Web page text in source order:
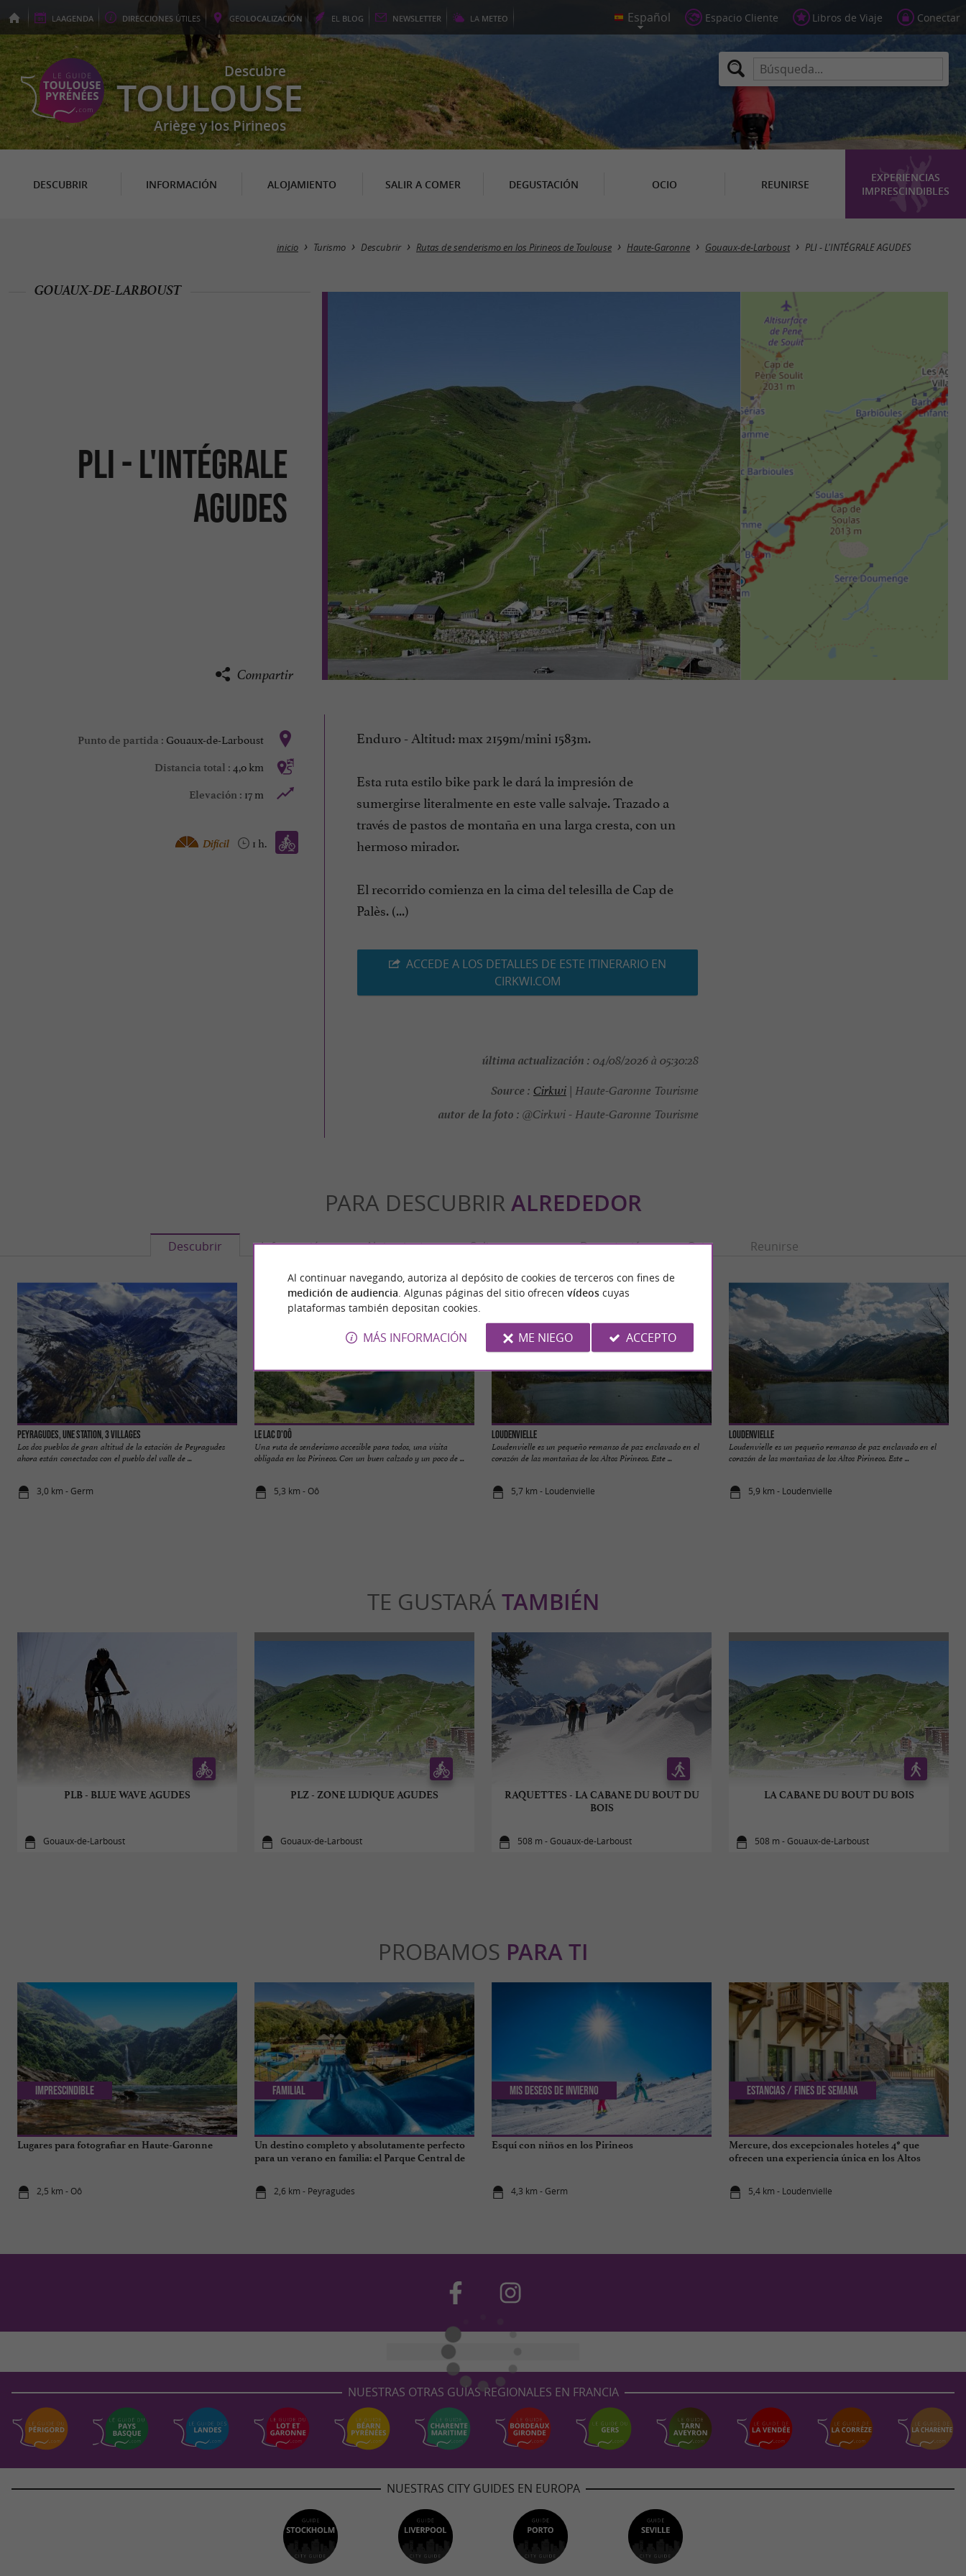
LAAGENDA DIRECCIONES ÚTILES GEOLOCALIZACIÓN EL BLOG NEWSLETTER LA METEO Espacio Cliente Libros de Viaje Conectar
Descubre
TOULOUSE
Ariège y los Pirineos
DESCUBRIR INFORMACIÓN ALOJAMIENTO SALIR A COMER DEGUSTACIÓN OCIO REUNIRSE
EXPERIENCIAS
IMPRESCINDIBLES
inicio Turismo Descubrir Rutas de senderismo en los Pirineos de Toulouse Haute-Garonne Gouaux-de-Larboust PLI - L'INTÉGRALE AGUDES
PLI - L'INTÉGRALE
AGUDES
GOUAUX-DE-LARBOUST
Compartir
Punto de partida : Gouaux-de-Larboust
Distancia total : 4,0 km
Elevación : 17 m
Bicicleta de montaña :
1 h.
Difícil
Enduro - Altitud: max 2159m/mini 1583m.
Esta ruta estilo bike park le dará la impresión de
sumergirse literalmente en este valle salvaje. Trazado a
través de pastos de montaña en una larga cresta, con un
hermoso mirador.
El recorrido comienza en la cima del telesilla de Cap de
Palès. (...)
ACCEDE A LOS DETALLES DE ESTE ITINERARIO EN
CIRKWI.COM
última actualización : 04/08/2026 à 05:30:28
Source : Cirkwi| Haute-Garonne Tourisme
autor de la foto : @Cirkwi - Haute-Garonne Tourisme
PARA DESCUBRIR ALREDEDOR
Descubrir Información Alojamiento Salir a comer Degustación Ocio Reunirse
Peyragudes, une station, 3 villages
Los dos pueblos de gran altitud de la estación de Peyragudes
ahora están conectados con el pueblo del valle de ...
3,0 km - Germ
Le Lac D'Oô
Una ruta de senderismo accesible para todos, una visita
obligada en los Pirineos. Con un buen calzado y un poco de ...
5,3 km - Oô
Loudenvielle
Loudenvielle es un pequeño remanso de paz enclavado en el
corazón de las montañas de los Altos Pirineos. Este ...
5,7 km - Loudenvielle
Loudenvielle
Loudenvielle es un pequeño remanso de paz enclavado en el
corazón de las montañas de los Altos Pirineos. Este ...
5,9 km - Loudenvielle
TE GUSTARÁTAMBIÉN
PLB - BLUE WAVE AGUDES
Gouaux-de-Larboust
PLZ - ZONE LUDIQUE AGUDES
Gouaux-de-Larboust
RAQUETTES - LA CABANE DU BOUT DU
BOIS
508 m - Gouaux-de-Larboust
LA CABANE DU BOUT DU BOIS
508 m - Gouaux-de-Larboust
PROBAMOS PARA TI
Lugares para fotografiar en Haute-Garonne
2,5 km - Oô
Imprescindible
Un destino completo y absolutamente perfecto
para un verano en familia: el Parque Central de
2,6 km - Peyragudes
Familial
Esquí con niños en los Pirineos
4,3 km - Germ
Mis deseos de invierno
Mercure, dos excepcionales hoteles 4* que
ofrecen una experiencia única en los Altos
5,4 km - Loudenvielle
Estancias / Fines de semana
NUESTRAS OTRAS GUÍAS REGIONALES EN FRANCIA
NUESTRAS CITY GUIDES EN EUROPA
Al continuar navegando, autoriza al depósito de cookies de terceros con fines de
medición de audiencia . Algunas páginas del sitio ofrecen vídeoscuyas
plataformas también depositan cookies.
MÁS INFORMACIÓN ME NIEGO ACCEPTO